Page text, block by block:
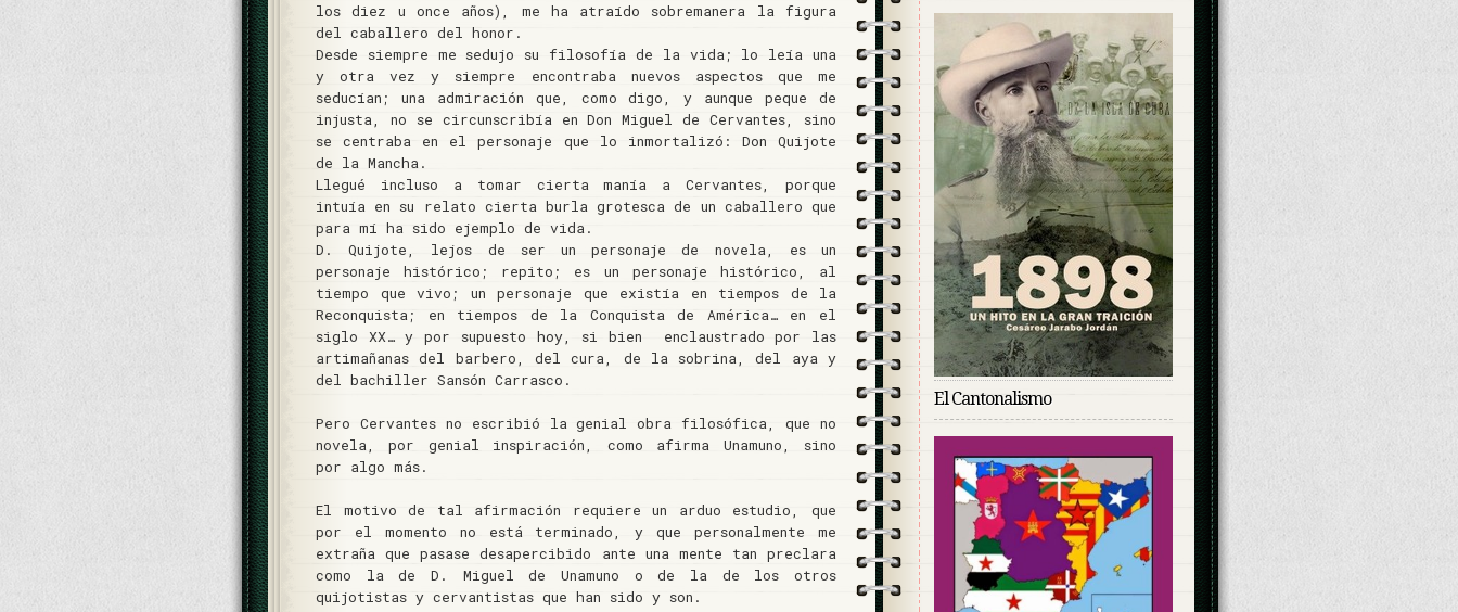
los diez u once años), me ha atraído sobremanera la figura
del caballero del honor.
Desde siempre me sedujo su filosofía de la vida; lo leía una
y otra vez y siempre encontraba nuevos aspectos que me
seducían; una admiración que, como digo, y aunque peque de
injusta, no se circunscribía en Don Miguel de Cervantes, sino
se centraba en el personaje que lo inmortalizó: Don Quijote
de la Mancha.
Llegué incluso a tomar cierta manía a Cervantes, porque
intuía en su relato cierta burla grotesca de un caballero que
para mí ha sido ejemplo de vida.
D. Quijote, lejos de ser un personaje de novela, es un
personaje histórico; repito; es un personaje histórico, al
tiempo que vivo; un personaje que existía en tiempos de la
Reconquista; en tiempos de la Conquista de América… en el
siglo XX… y por supuesto hoy, si bien enclaustrado por las
artimañanas del barbero, del cura, de la sobrina, del aya y
del bachiller Sansón Carrasco.
Pero Cervantes no escribió la genial obra filosófica, que no
novela, por genial inspiración, como afirma Unamuno, sino
por algo más.
El motivo de tal afirmación requiere un arduo estudio, que
por el momento no está terminado, y que personalmente me
extraña que pasase desapercibido ante una mente tan preclara
como la de D. Miguel de Unamuno o de la de los otros
quijotistas y cervantistas que han sido y son.
El Cantonalismo